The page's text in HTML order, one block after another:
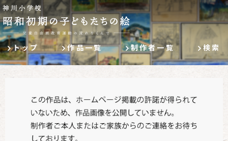
トップ 作品一覧 制作者一覧 検索